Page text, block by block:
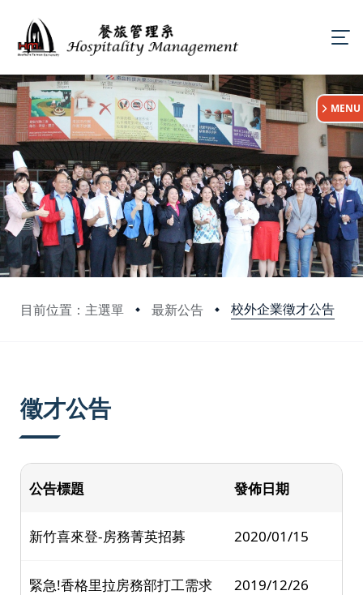
目前位置：主選單 最新公告 校外企業徵才公告
:::
MENU
徵才公告
公告標題 發佈日期
新竹喜來登-房務菁英招募 2020/01/15
緊急!香格里拉房務部打工需求 2019/12/26